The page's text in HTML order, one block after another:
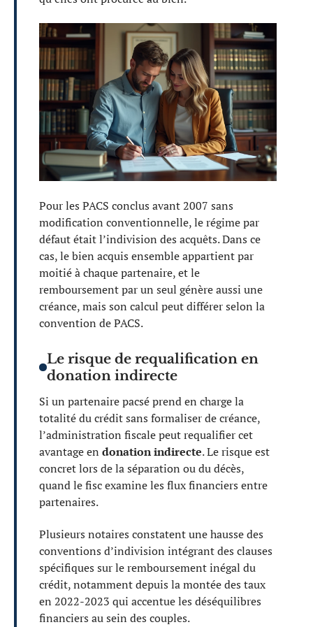
Pour les PACS conclus avant 2007 sans
modification conventionnelle, le régime par
défaut était l’indivision des acquêts. Dans ce
cas, le bien acquis ensemble appartient par
moitié à chaque partenaire, et le
remboursement par un seul génère aussi une
créance, mais son calcul peut différer selon la
convention de PACS.
Le risque de requalification en
donation indirecte
Si un partenaire pacsé prend en charge la
totalité du crédit sans formaliser de créance,
l’administration fiscale peut requalifier cet
avantage en donation indirecte. Le risque est
concret lors de la séparation ou du décès,
quand le fisc examine les flux financiers entre
partenaires.
Plusieurs notaires constatent une hausse des
conventions d’indivision intégrant des clauses
spécifiques sur le remboursement inégal du
crédit, notamment depuis la montée des taux
en 2022-2023 qui accentue les déséquilibres
financiers au sein des couples.